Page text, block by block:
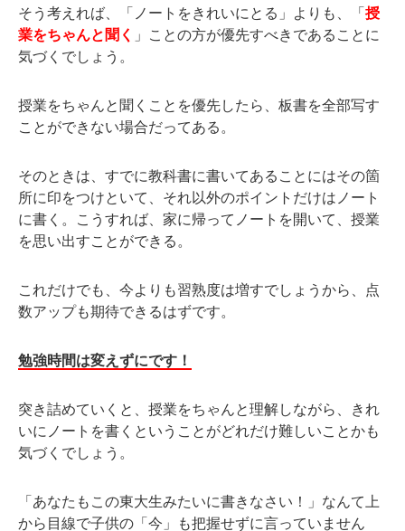
そう考えれば、「ノートをきれいにとる」よりも、「 授
業をちゃんと聞く
」ことの方が優先すべきであることに
気づくでしょう。
授業をちゃんと聞くことを優先したら、板書を全部写す
ことができない場合だってある。
そのときは、すでに教科書に書いてあることにはその箇
所に印をつけといて、それ以外のポイントだけはノート
に書く。こうすれば、家に帰ってノートを開いて、授業
を思い出すことができる。
これだけでも、今よりも習熟度は増すでしょうから、点
数アップも期待できるはずです。
勉強時間は変えずにです！
突き詰めていくと、授業をちゃんと理解しながら、きれ
いにノートを書くということがどれだけ難しいことかも
気づくでしょう。
「あなたもこの東大生みたいに書きなさい！」なんて上
から目線で子供の「今」も把握せずに言っていません